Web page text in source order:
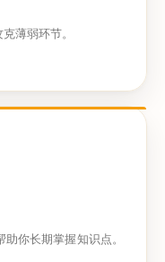
薄弱环节。
你长期掌握知识点。